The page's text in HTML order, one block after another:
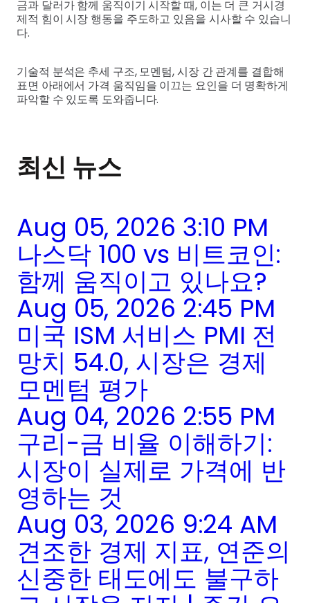
금과 달러가 함께 움직이기 시작할 때, 이는 더 큰 거시경
제적 힘이 시장 행동을 주도하고 있음을 시사할 수 있습니
다.
기술적 분석은 추세 구조, 모멘텀, 시장 간 관계를 결합해
표면 아래에서 가격 움직임을 이끄는 요인을 더 명확하게
파악할 수 있도록 도와줍니다.
최신 뉴스
Aug 05, 2026 3:10 PM
나스닥 100 vs 비트코인:
함께 움직이고 있나요?
Aug 05, 2026 2:45 PM
미국 ISM 서비스 PMI 전
망치 54.0, 시장은 경제
모멘텀 평가
Aug 04, 2026 2:55 PM
구리-금 비율 이해하기:
시장이 실제로 가격에 반
영하는 것
Aug 03, 2026 9:24 AM
견조한 경제 지표, 연준의
신중한 태도에도 불구하